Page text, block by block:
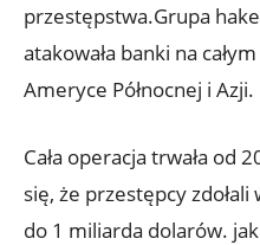
przestępstwa.Grupa
atakowała banki na​
Ameryce ​Północnej i Azji.
Cała operacja trwała od
się, że przestępcy
⁣do⁤ 1 miliarda dolarów.‌